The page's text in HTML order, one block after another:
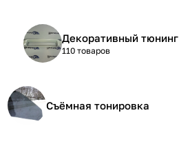
Декоративный тюнинг
110 товаров
Съёмная тонировка